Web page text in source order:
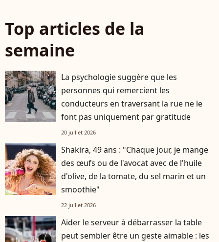
Top articles de la
semaine
La psychologie suggère que les
personnes qui remercient les
conducteurs en traversant la rue ne le
font pas uniquement par gratitude
20 juillet 2026
Shakira, 49 ans : "Chaque jour, je mange
des œufs ou de l'avocat avec de l'huile
d'olive, de la tomate, du sel marin et un
smoothie"
22 juillet 2026
Aider le serveur à débarrasser la table
peut sembler être un geste aimable : les